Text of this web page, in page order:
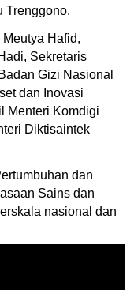
Trenggono.
Hafid,
Sekretaris
Gizi Nasional
dan Inovasi
Menteri Komdigi
Diktisaintek
dan
Sains dan
nasional dan